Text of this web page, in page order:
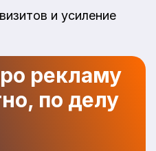
и усиление
рекламу
по делу